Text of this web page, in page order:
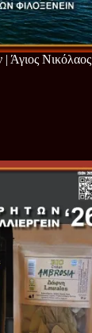
| Άγιος Νικόλαος